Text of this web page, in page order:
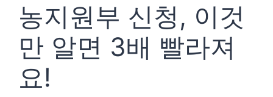
농지원부 신청, 이것
만 알면 3배 빨라져
요!